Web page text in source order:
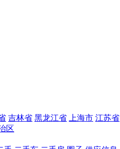
吉林省 黑龙江省 上海市 江苏省
区